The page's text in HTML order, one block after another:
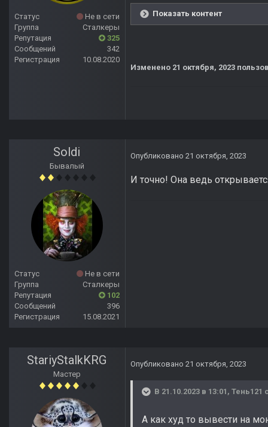
Статус
Не в сети
Группа
Сталкеры
Репутация
325
Сообщений
342
Регистрация
10.08.2020
Показать контент
Изменено 21 октября, 2023
Soldi
Бывалый
Статус
Не в сети
Группа
Сталкеры
Репутация
102
Сообщений
396
Регистрация
15.08.2021
Опубликовано 21 октября, 2023
И точно! Она ведь
StariyStalkKRG
Мастер
Опубликовано 21 октября, 2023
В 21.10.2023 в 13:01, Тень121
А как худ то вывести на